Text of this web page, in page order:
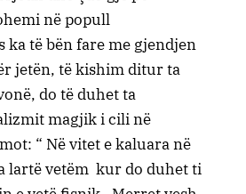
në popull
të bën fare me gjendjen
jetën, të kishim ditur ta
do të duhet ta
magjik i cili në
“ Në vitet e kaluara në
lartë vetëm kur do duhet ti